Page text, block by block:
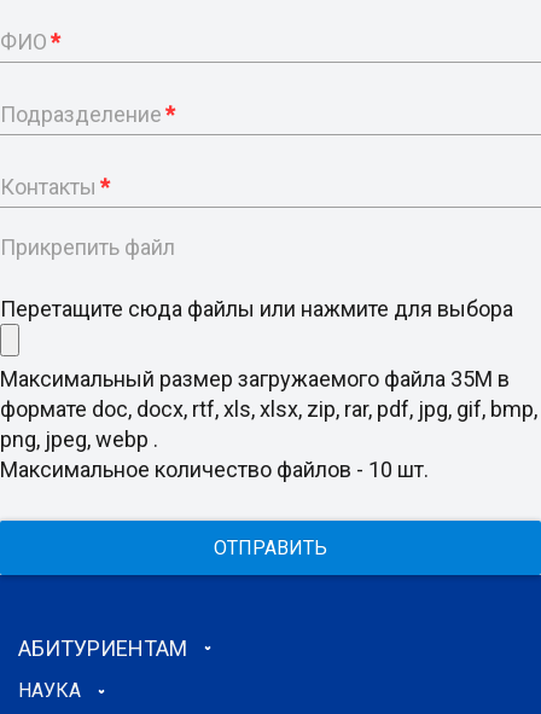
ФИО*
Подразделение*
Контакты *
Прикрепить файл
Перетащите сюда файлы или нажмите для выбора
Максимальный размер загружаемого файла 35M в
формате doc, docx, rtf, xls, xlsx, zip, rar, pdf, jpg, gif, bmp,
png, jpeg, webp .
Максимальное количество файлов - 10 шт.
ОТПРАВИТЬ
АБИТУРИЕНТАМ
НАУКА